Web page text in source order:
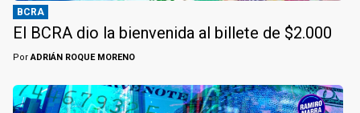
BCRA
El BCRA dio la bienvenida al billete de $2.000
PorADRIÁN ROQUE MORENO